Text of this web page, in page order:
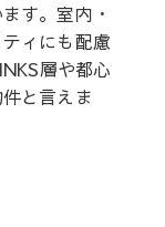
す。室内・
ィにも配慮
層や都心
と言えま